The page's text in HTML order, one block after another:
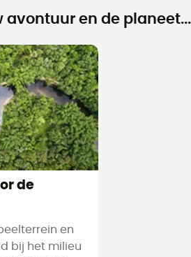
avontuur en de planeet...
de
en
bij het milieu